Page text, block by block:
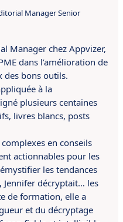
Manager Senior
Manager chez Appvizer,
dans l’amélioration de
des bons outils.
à la
plusieurs centaines
livres blancs, posts
en conseils
actionnables pour les
les tendances
Jennifer décryptait… les
de formation, elle a
et du décryptage